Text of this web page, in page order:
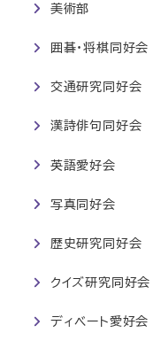
美術部
囲碁・将棋同好会
交通研究同好会
漢詩俳句同好会
英語愛好会
写真同好会
歴史研究同好会
クイズ研究同好会
ディベート愛好会